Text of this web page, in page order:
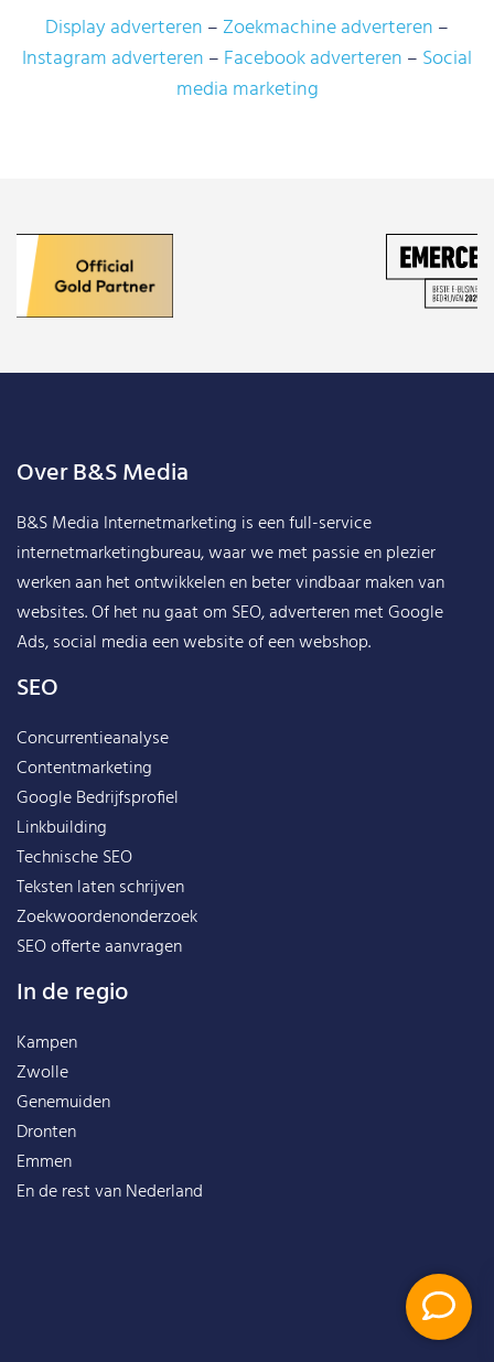
Display adverteren
Zoekmachine adverteren
Instagram adverteren
Facebook adverteren
Social
media marketing
Over B&S Media
B&S Media Internetmarketing is een full-service
internetmarketingbureau, waar we met passie en plezier
werken aan het ontwikkelen en beter vindbaar maken van
websites. Of het nu gaat om SEO, adverteren met Google
Ads, social media een website of een webshop.
SEO
Concurrentieanalyse
Contentmarketing
Google Bedrijfsprofiel
Linkbuilding
Technische SEO
Teksten laten schrijven
Zoekwoordenonderzoek
SEO offerte aanvragen
In de regio
Kampen
Zwolle
Genemuiden
Dronten
Emmen
En de rest vanNederland